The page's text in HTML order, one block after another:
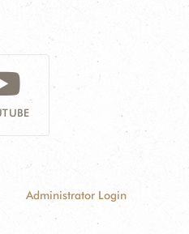
Administrator Login